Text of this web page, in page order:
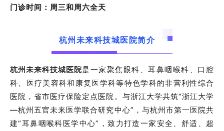
门诊时间：周三和周六全天
杭州未来科技城医院简介
杭州未来科技城医院是一家聚焦眼科、耳鼻咽喉科、口腔
科、医疗美容科和康复医学科等特色学科的非营利性综合
医院，省市医疗保险定点医院。与浙江大学共筑“浙江大学
—杭州五官未来医学联合研究中心”，与杭州市第一医院共
建“耳鼻咽喉科医学中心”，致力打造一家安全、舒适、超